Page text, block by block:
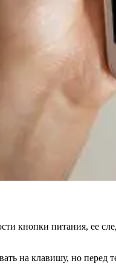
кнопки питания, ее
на клавишу, но